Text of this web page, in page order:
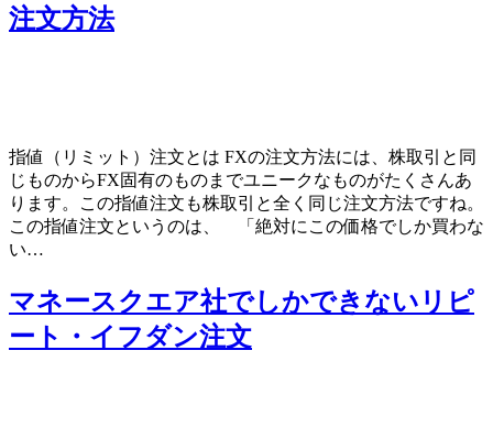
注文方法
指値（リミット）注文とは FXの注文方法には、株取引と同
じものからFX固有のものまでユニークなものがたくさんあ
ります。この指値注文も株取引と全く同じ注文方法ですね。
この指値注文というのは、 「絶対にこの価格でしか買わな
い…
マネースクエア社でしかできないリピ
ート・イフダン注文